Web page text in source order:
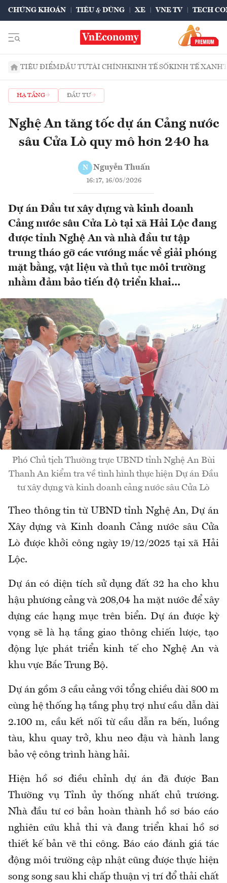
CHỨNG KHOÁN TIÊU & DÙNG XE VNE TV TECH
TIÊU ĐIỂMĐẦU TƯTÀI CHÍNHKINH TẾ SỐKINH TẾ XANH
HẠ TẦNG ĐẦU TƯ
Nghệ An tăng tốc dự án Cảng nước
sâu Cửa Lò quy mô hơn 240 ha
N Nguyễn Thuấn
16:17, 16/05/2026
Dự án Đầu tư xây dựng và kinh doanh
Cảng nước sâu Cửa Lò tại xã Hải Lộc đang
được tỉnh Nghệ An và nhà đầu tư tập
trung tháo gỡ các vướng mắc về giải phóng
mặt bằng, vật liệu và thủ tục môi trường
nhằm đảm bảo tiến độ triển khai...
Phó Chủ tịch Thường trực UBND tỉnh Nghệ An Bùi
Thanh An kiểm tra về tình hình thực hiện Dự án Đầu
tư xây dựng và kinh doanh cảng nước sâu Cửa Lò
Theo thông tin từ UBND tỉnh Nghệ An, Dự án
Xây dựng và Kinh doanh Cảng nước sâu Cửa
Lò được khởi công ngày 19/12/2025 tại xã Hải
Lộc.
Dự án có diện tích sử dụng đất 32 ha cho khu
hậu phương cảng và 208,04 ha mặt nước để xây
dựng các hạng mục trên biển. Dự án được kỳ
vọng sẽ là hạ tầng giao thông chiến lược, tạo
động lực phát triển kinh tế cho Nghệ An và
khu vực Bắc Trung Bộ.
Dự án gồm 3 cầu cảng với tổng chiều dài 800 m
cùng hệ thống hạ tầng phụ trợ như cầu dẫn dài
2.100 m, cầu kết nối từ cầu dẫn ra bến, luồng
tàu, khu quay trở, khu neo đậu và hành lang
bảo vệ công trình hàng hải.
Hiện hồ sơ điều chỉnh dự án đã được Ban
Thường vụ Tỉnh ủy thống nhất chủ trương.
Nhà đầu tư cơ bản hoàn thành hồ sơ báo cáo
nghiên cứu khả thi và đang triển khai hồ sơ
thiết kế bản vẽ thi công. Báo cáo đánh giá tác
động môi trường cập nhật cũng được thực hiện
song song sau khi chấp thuận vị trí đổ thải chất